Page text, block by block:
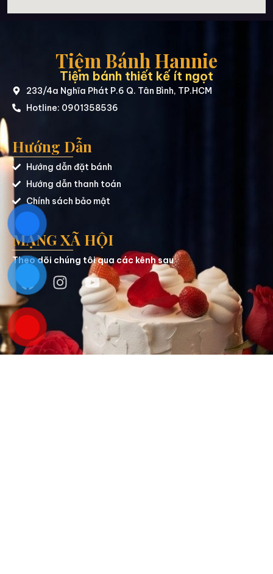
Tiệm Bánh Hannie
Tiệm bánh thiết kế ít ngọt
233/4a Nghĩa Phát P.6 Q. Tân Bình, TP.HCM
Hotline: 0901358536
Hướng Dẫn
Hướng dẫn đặt bánh
Hướng dẫn thanh toán
Chính sách bảo mật
MẠNG XÃ HỘI
Theo dõi chúng tôi qua các kênh sau